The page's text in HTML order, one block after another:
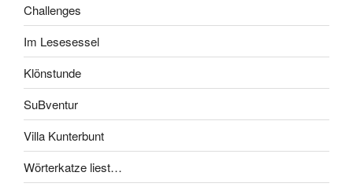
Challenges
Im Lesesessel
Klönstunde
SuBventur
Villa Kunterbunt
Wörterkatze liest…